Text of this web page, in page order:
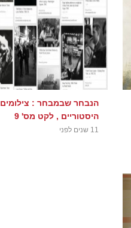
הנבחר שבמבחר : צילומים
היסטוריים , לקט מס' 9
11 שנים לפני